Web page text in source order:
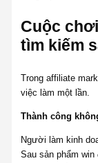
Cuộc
tìm kiếm
Trong affiliate
việc làm một lần.
Thành công
Người làm kinh
Sau sản phẩm